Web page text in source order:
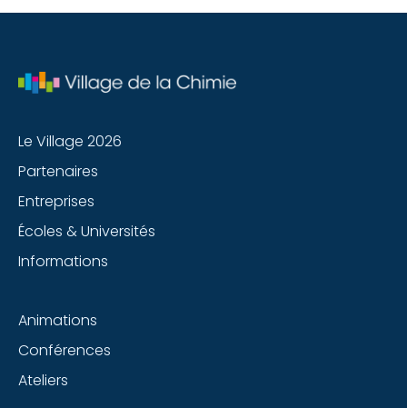
Le Village 2026
Partenaires
Entreprises
Écoles & Universités
Informations
Animations
Conférences
Ateliers